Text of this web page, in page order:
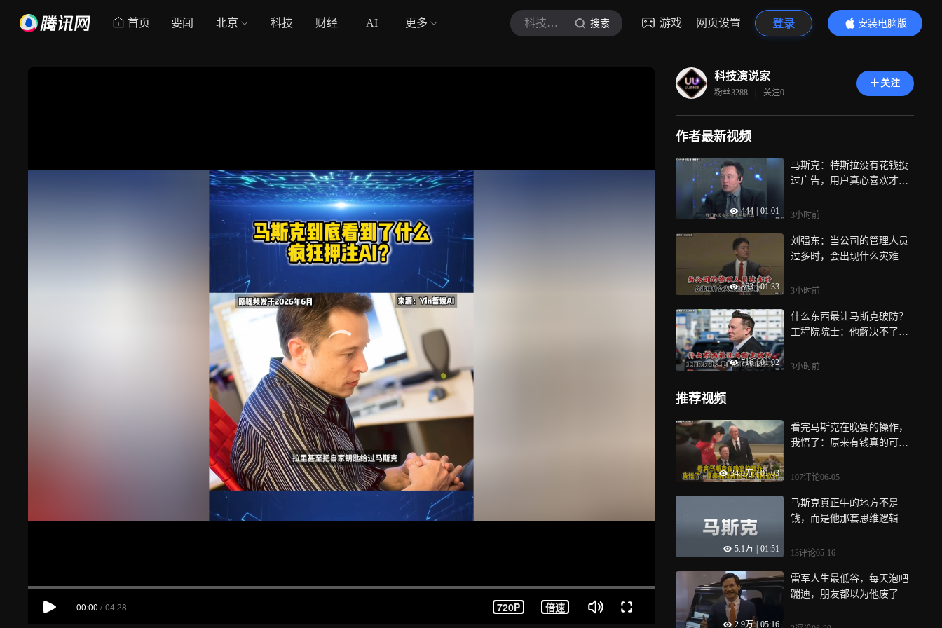
首页 要闻 北京 科技 财经 AI 更多 科技演说家 搜索 游戏 网页设置 登录
安装电脑版
内容更精彩
00:00 / 04:28 720P 倍速
科技演说家
粉丝3288 | 关注0
关注
作者最新视频
444 01:01
马斯克：特斯拉没有花钱投
过广告，用户真心喜欢才是
3小时前
863 | 01:33
刘强东：当公司的管理人员
过多时，会出现什么灾难性
3小时前
716 | 01:02
什么东西最让马斯克破防？
工程院院士：他解决不了电
3小时前
推荐视频
34.0万 | 01:03
看完马斯克在晚宴的操作，
我悟了：原来有钱真的可以
107评论06-05
5.1万 01:51
马斯克真正牛的地方不是
钱，而是他那套思维逻辑
13评论05-16
2.9万 | 05:16
雷军人生最低谷，每天泡吧
蹦迪，朋友都以为他废了